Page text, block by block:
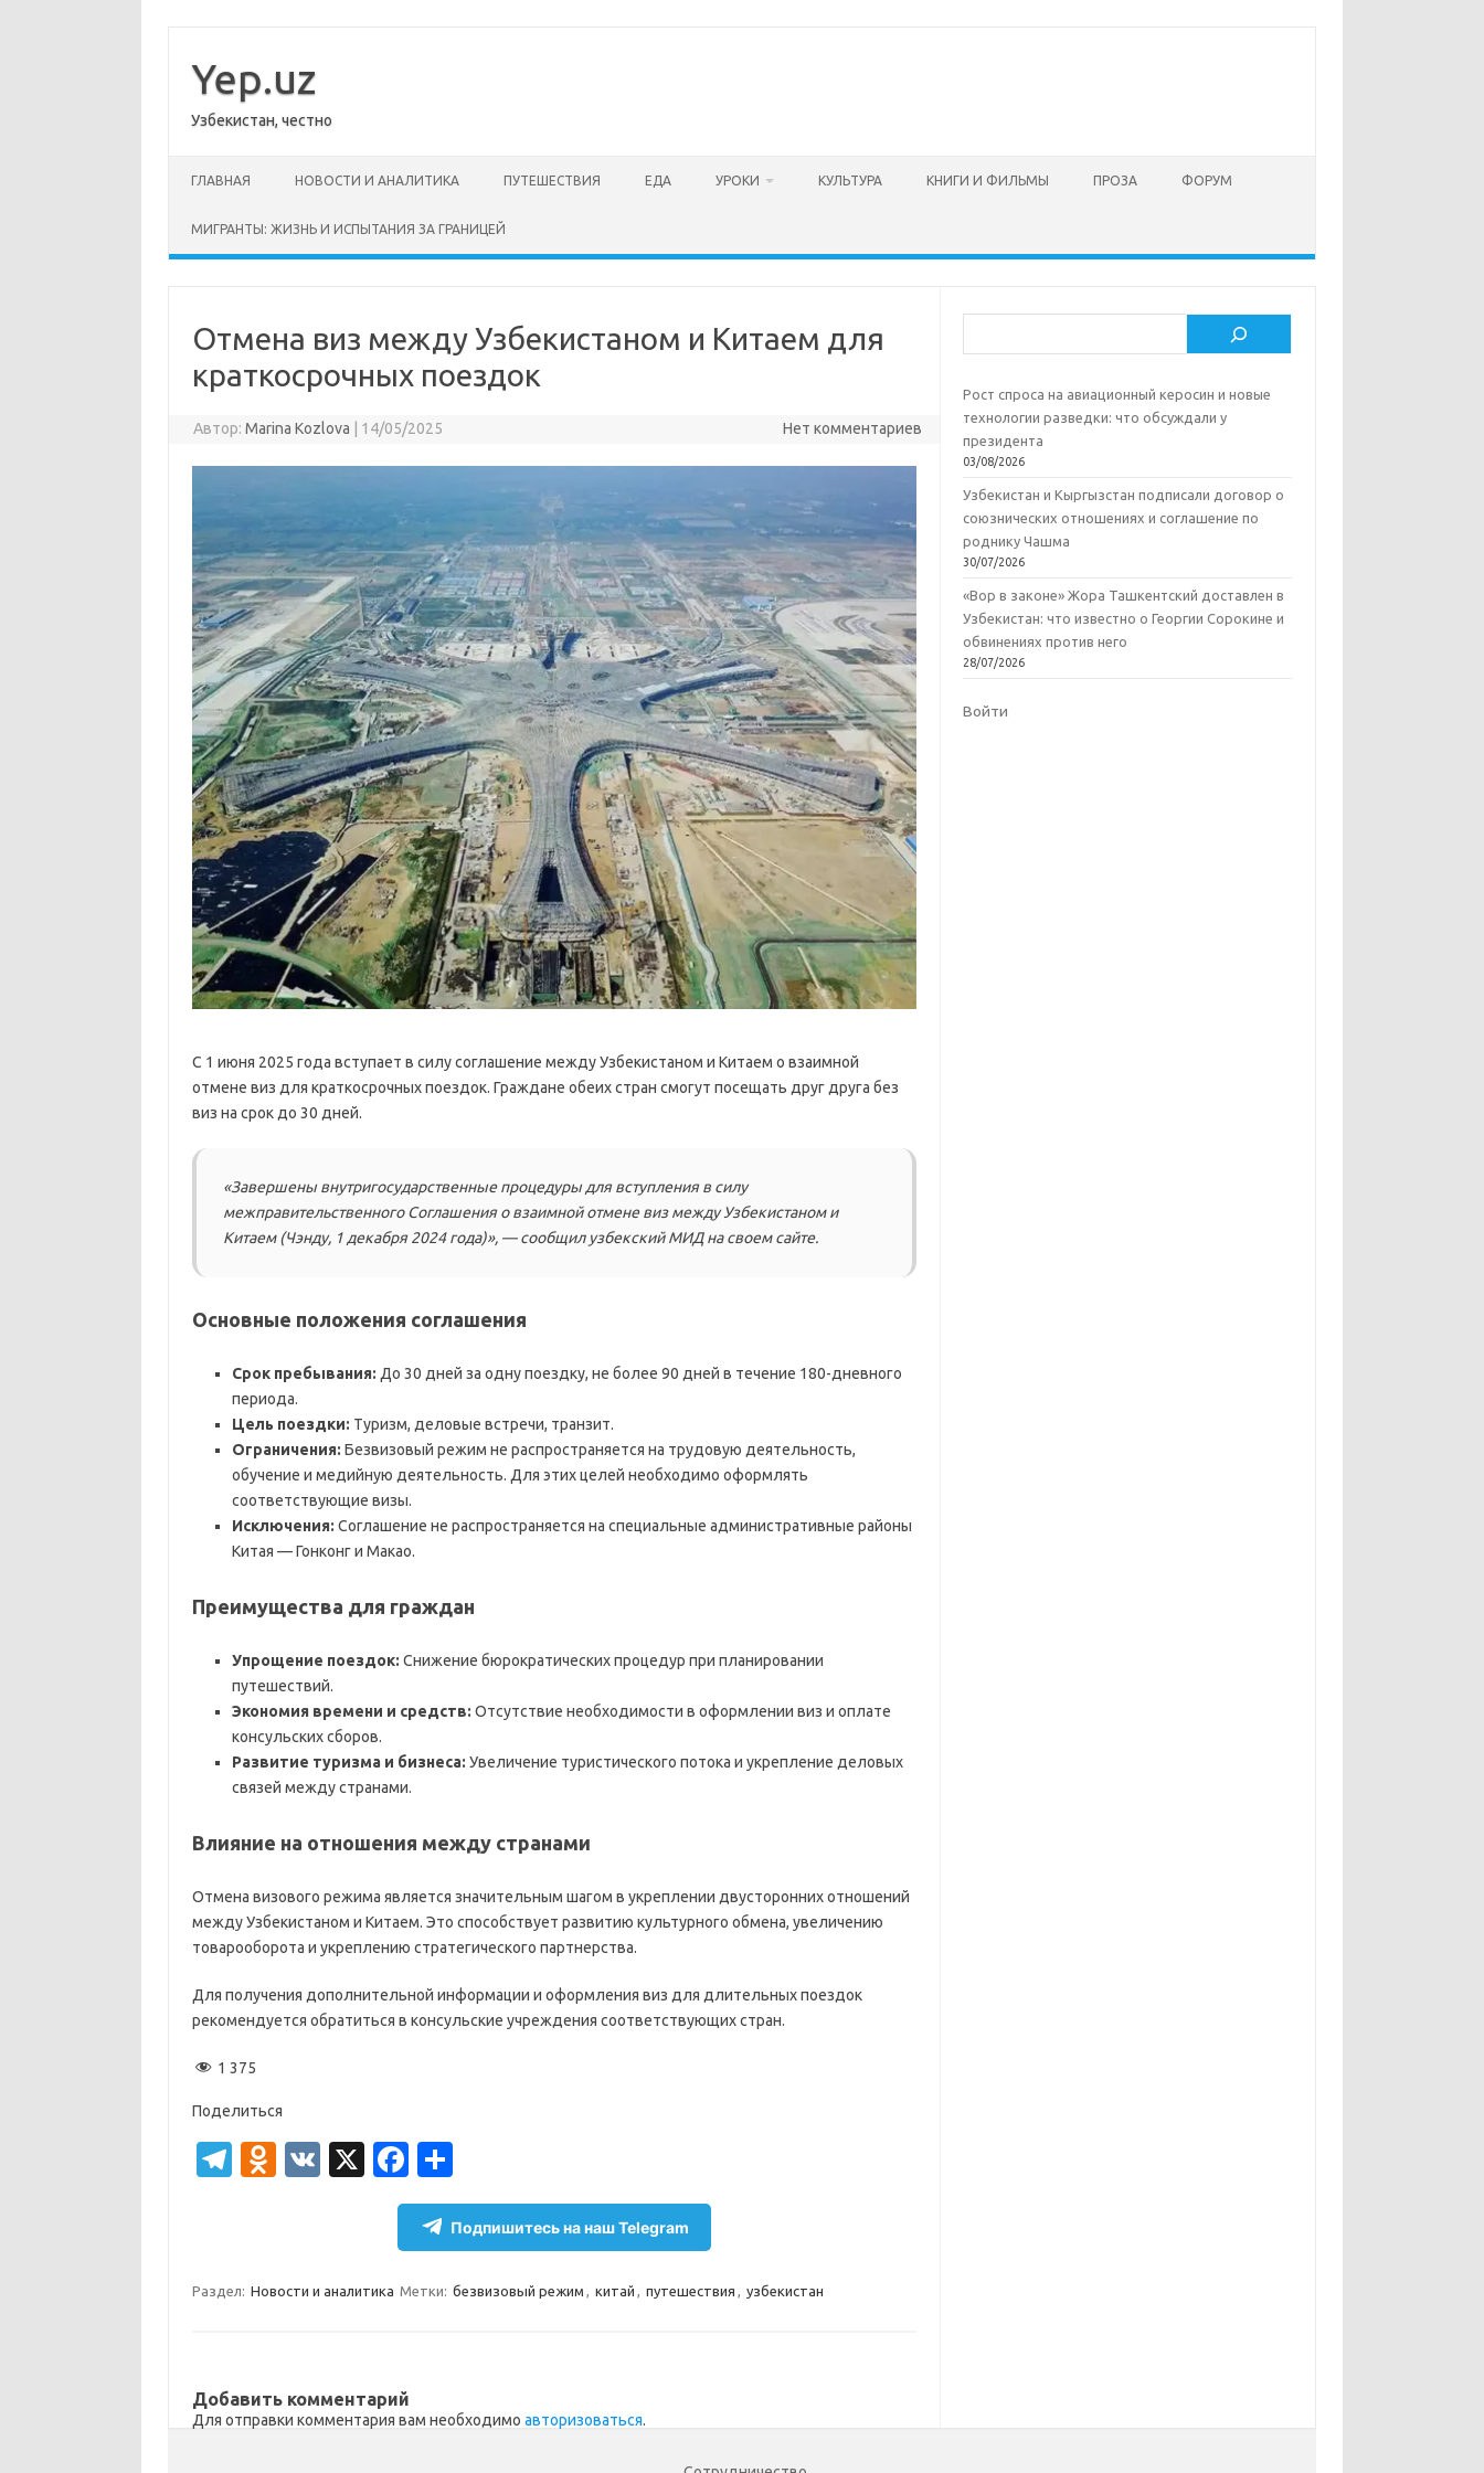
содержимому
Yep.uz
Узбекистан, честно
ГЛАВНАЯ НОВОСТИ И АНАЛИТИКА ПУТЕШЕСТВИЯ ЕДА УРОКИ КУЛЬТУРА КНИГИ И ФИЛЬМЫ ПРОЗА ФОРУМ
МИГРАНТЫ: ЖИЗНЬ И ИСПЫТАНИЯ ЗА ГРАНИЦЕЙ
Отмена виз между Узбекистаном и Китаем для
краткосрочных поездок
Автор: Marina Kozlova 14/05/2025 Нет комментариев
С 1 июня 2025 года вступает в силу соглашение между Узбекистаном и Китаем о взаимной
отмене виз для краткосрочных поездок. Граждане обеих стран смогут посещать друг друга без
виз на срок до 30 дней.
«Завершены внутригосударственные процедуры для вступления в силу
межправительственного Соглашения о взаимной отмене виз между Узбекистаном и
Китаем (Чэнду, 1 декабря 2024 года)», — сообщил узбекский МИД на своем сайте.
Основные положения соглашения
Срок пребывания: До 30 дней за одну поездку, не более 90 дней в течение 180-дневного
периода.
Цель поездки: Туризм, деловые встречи, транзит.
Ограничения: Безвизовый режим не распространяется на трудовую деятельность,
обучение и медийную деятельность. Для этих целей необходимо оформлять
соответствующие визы.
Исключения: Соглашение не распространяется на специальные административные районы
Китая — Гонконг и Макао.
Преимущества для граждан
Упрощение поездок: Снижение бюрократических процедур при планировании
путешествий.
Экономия времени и средств: Отсутствие необходимости в оформлении виз и оплате
консульских сборов.
Развитие туризма и бизнеса: Увеличение туристического потока и укрепление деловых
связей между странами.
Влияние на отношения между странами
Отмена визового режима является значительным шагом в укреплении двусторонних отношений
между Узбекистаном и Китаем. Это способствует развитию культурного обмена, увеличению
товарооборота и укреплению стратегического партнерства.
Для получения дополнительной информации и оформления виз для длительных поездок
рекомендуется обратиться в консульские учреждения соответствующих стран.
1 375
Поделиться
T
a
O
kl
ik
V
X
Fa
c
e
o
т
п
а
т
Подпишитесь на наш Telegram
Раздел: Новости и аналитика Метки: безвизовый режим , китай , путешествия , узбекистан
Добавить комментарий
Для отправки комментария вам необходимо авторизоваться.
Рост спроса на авиационный керосин и новые
технологии разведки: что обсуждали у
президента
03/08/2026
Узбекистан и Кыргызстан подписали договор о
союзнических отношениях и соглашение по
роднику Чашма
30/07/2026
«Вор в законе» Жора Ташкентский доставлен в
Узбекистан: что известно о Георгии Сорокине и
обвинениях против него
28/07/2026
Войти